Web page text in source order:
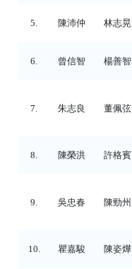
5. 陳沛仲 林志晃
6. 曾信智 楊善智
7. 朱志良 董佩弦
8. 陳榮洪 許格賓
9. 吳忠春 陳勁州
10. 瞿嘉駿 陳姿燁